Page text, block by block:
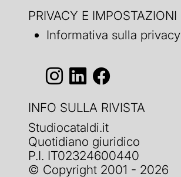
PRIVACY E IMPOSTAZIONI
Informativa sulla privacy
INFO SULLA RIVISTA
Studiocataldi.it
Quotidiano giuridico
P.I. IT02324600440
© Copyright 2001 - 2026